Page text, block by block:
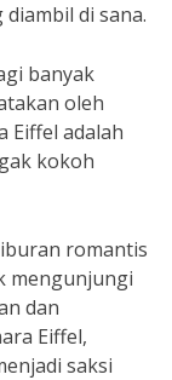
di sana.
banyak
oleh
Eiffel adalah
kokoh
romantis
mengunjungi
dan
Eiffel,
saksi